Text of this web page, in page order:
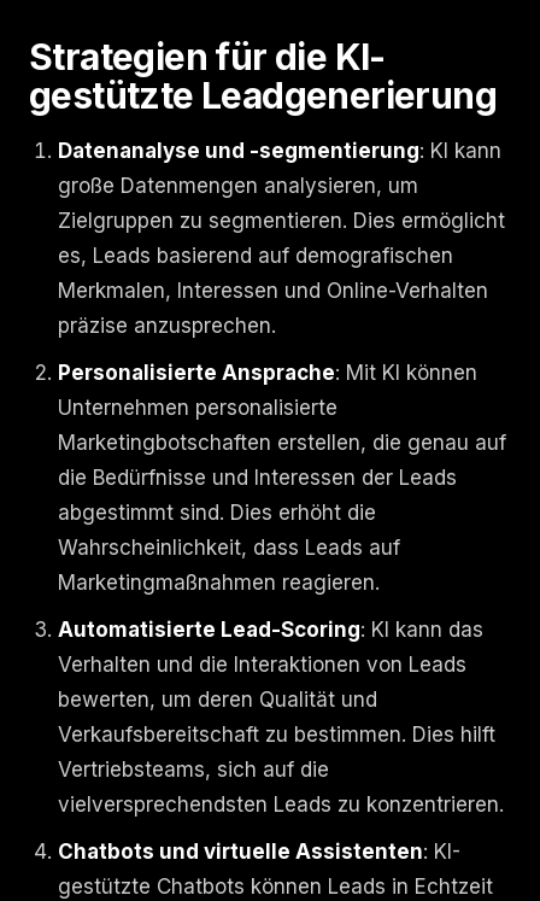
Strategien für die KI-
gestützte Leadgenerierung
Datenanalyse und -segmentierung: KI kann
große Datenmengen analysieren, um
Zielgruppen zu segmentieren. Dies ermöglicht
es, Leads basierend auf demografischen
Merkmalen, Interessen und Online-Verhalten
präzise anzusprechen.
Personalisierte Ansprache: Mit KI können
Unternehmen personalisierte
Marketingbotschaften erstellen, die genau auf
die Bedürfnisse und Interessen der Leads
abgestimmt sind. Dies erhöht die
Wahrscheinlichkeit, dass Leads auf
Marketingmaßnahmen reagieren.
Automatisierte Lead-Scoring: KI kann das
Verhalten und die Interaktionen von Leads
bewerten, um deren Qualität und
Verkaufsbereitschaft zu bestimmen. Dies hilft
Vertriebsteams, sich auf die
vielversprechendsten Leads zu konzentrieren.
Chatbots und virtuelle Assistenten: KI-
gestützte Chatbots können Leads in Echtzeit